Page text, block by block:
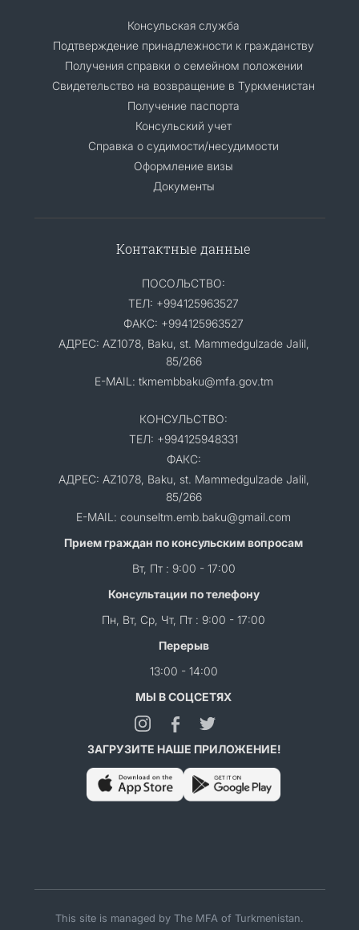
Консульская служба
Подтверждение принадлежности к гражданству
Получения справки о семейном положении
Свидетельство на возвращение в Туркменистан
Получение паспорта
Консульский учет
Справка о судимости/несудимости
Оформление визы
Документы
Контактные данные
ПОСОЛЬСТВО:
ТЕЛ: +994125963527
ФАКС: +994125963527
АДРЕС: AZ1078, Baku, st. Mammedgulzade Jalil,
85/266
E-MAIL: tkmembbaku@mfa.gov.tm
КОНСУЛЬСТВО:
ТЕЛ: +994125948331
ФАКС:
АДРЕС: AZ1078, Baku, st. Mammedgulzade Jalil,
85/266
E-MAIL: counseltm.emb.baku@gmail.com
Прием граждан по консульским вопросам
Вт, Пт : 9:00 - 17:00
Консультации по телефону
Пн, Вт, Ср, Чт, Пт : 9:00 - 17:00
Перерыв
13:00 - 14:00
МЫ В СОЦСЕТЯХ
ЗАГРУЗИТЕ НАШЕ ПРИЛОЖЕНИЕ!
This site is managed by The MFA of Turkmenistan.